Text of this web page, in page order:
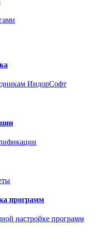
ИндорСофт
программ
настройке программ